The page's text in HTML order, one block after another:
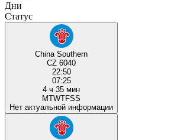
Дни
Статус
China Southern
CZ 6040
22:50
07:25
4 ч 35 мин
MTWTFSS
Нет актуальной информации